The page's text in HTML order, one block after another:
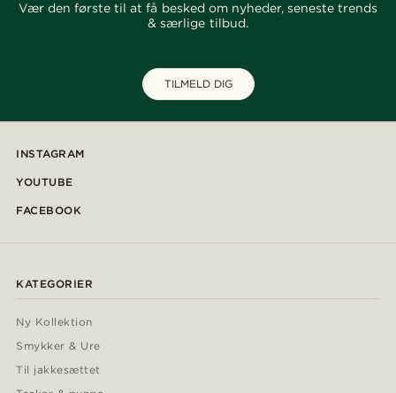
Vær den første til at få besked om nyheder, seneste trends
& særlige tilbud.
TILMELD DIG
INSTAGRAM
YOUTUBE
FACEBOOK
KATEGORIER
Ny Kollektion
Smykker & Ure
Til jakkesættet